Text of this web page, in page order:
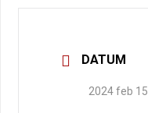
DATUM
2024 feb 15